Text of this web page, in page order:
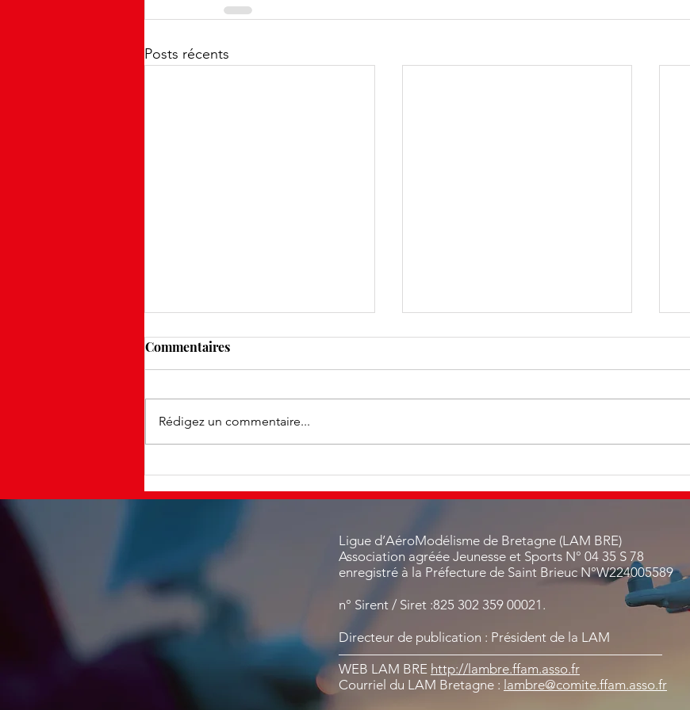
Posts récents
Guerets
les Escadrilles Air Jeunesse
Commentaires
Rédigez un commentaire...
Ligue d’AéroModélisme de Bretagne (LAM BRE)
Association agréée Jeunesse et Sports N° 04 35 S 78
enregistré à la Préfecture de Saint Brieuc N°W224005589
n° Sirent / Siret :825 302 359 00021.
Directeur de publication : Président de la LAM
————————————————————————
WEB LAM BRE http://lambre.ffam.asso.fr
Courriel du LAM Bretagne : lambre@comite.ffam.asso.fr